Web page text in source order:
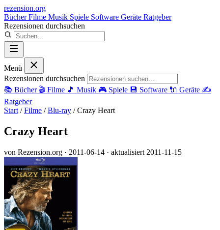
rezension.org
BücherFilme Musik Spiele Software Geräte Ratgeber
Rezensionen durchsuchen
Menü
Rezensionen durchsuchen
📚 Bücher 🎬 Filme 🎵 Musik 🎮 Spiele 💾 Software 🔌 Geräte ✍️
Ratgeber
Start / Filme / Blu-ray / Crazy Heart
Crazy Heart
von Rezension.org · 2011-06-14 · aktualisiert 2011-11-15